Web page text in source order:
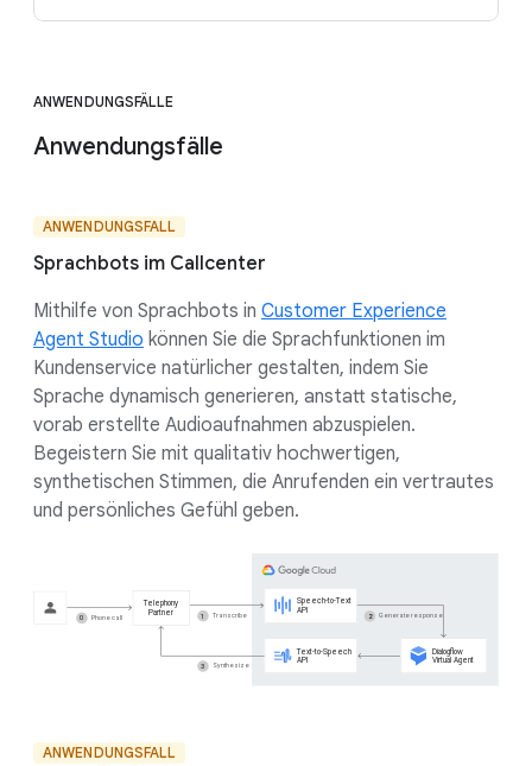
ANWENDUNGSFÄLLE
Anwendungsfälle
ANWENDUNGSFALL
Sprachbots im Callcenter
Mithilfe von Sprachbots in Customer Experience
Agent Studio können Sie die Sprachfunktionen im
Kundenservice natürlicher gestalten, indem Sie
Sprache dynamisch generieren, anstatt statische,
vorab erstellte Audioaufnahmen abzuspielen.
Begeistern Sie mit qualitativ hochwertigen,
synthetischen Stimmen, die Anrufenden ein vertrautes
und persönliches Gefühl geben.
ANWENDUNGSFALL